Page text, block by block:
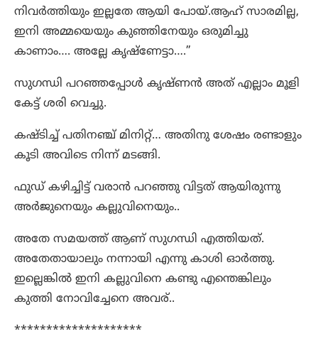
നിവർത്തിയും ഇല്ലതേ ആയി പോയ്‌.ആഹ് സാരമില്ല,
ഇനി അമ്മയെയും കുഞ്ഞിനേയും ഒരുമിച്ചു
കാണാം…. അല്ലേ കൃഷ്ണേട്ടാ….”
സുഗന്ധി പറഞ്ഞപ്പോൾ കൃഷ്ണൻ അത് എല്ലാം മൂളി
കേട്ട് ശരി വെച്ചു.
കഷ്ടിച്ച് പതിനഞ്ച് മിനിറ്റ്… അതിനു ശേഷം രണ്ടാളും
കൂടി അവിടെ നിന്ന് മടങ്ങി.
ഫുഡ്‌ കഴിച്ചിട്ട് വരാൻ പറഞ്ഞു വിട്ടത് ആയിരുന്നു
അർജുനെയും കല്ലുവിനെയും..
അതേ സമയത്ത് ആണ് സുഗന്ധി എത്തിയത്.
അതേതായാലും നന്നായി എന്നു കാശി ഓർത്തു.
ഇല്ലെങ്കിൽ ഇനി കല്ലുവിനെ കണ്ടു എന്തെങ്കിലും
കുത്തി നോവിച്ചേനെ അവര്..
********************